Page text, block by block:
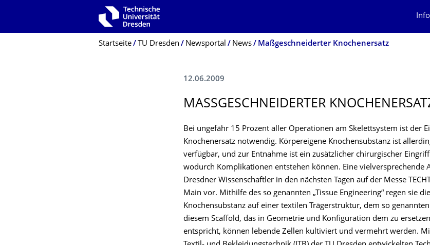
Zur Hauptnavigation springen
Breadcrumb-Menü
Startseite TU Dresden Newsportal News Maßgeschneiderter Knochenersatz
12.06.2009
MASSGESCHNEIDER­TER KNOCHENERSATZ
Bei ungefähr 15 Prozent aller Operationen am Skelettsystem ist der
Knochenersatz notwendig. Körpereigene Knochensubstanz ist
verfügbar, und zur Entnahme ist ein zusätzlicher chirurgischer
wodurch Komplikationen entstehen können. Eine vielversprechende
Dresdner Wissenschaftler in den nächsten Tagen auf der Messe
Main vor. Mithilfe des so genannten „Tissue Engineering“ regen sie
Knochensubstanz auf einer textilen Trägerstruktur, dem so genannten
diesem Scaffold, das in Geometrie und Konfiguration dem zu
entspricht, können lebende Zellen kultiviert und vermehrt werden.